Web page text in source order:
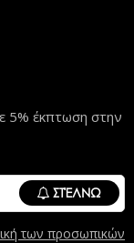
5% έκπτωση στην
ΣΤΈΛΝΩ
των προσωπικών